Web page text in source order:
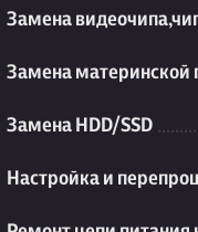
Замена
Замена материнской
Замена HDD/SSD
Настройка и